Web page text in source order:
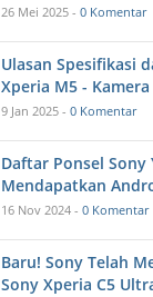
26 Mei 2025 -0 Komentar
Ulasan Spesifikasi
Xperia M5 -
9 Jan 2025 -0 Komentar
Daftar Ponsel Sony
Mendapatkan
16 Nov 2024 -0 Komentar
Baru! Sony Telah
Sony Xperia C5